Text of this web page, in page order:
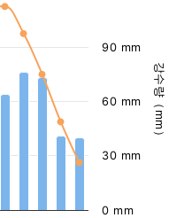
강수량（mm）
0 mm
30 mm
60 mm
90 mm